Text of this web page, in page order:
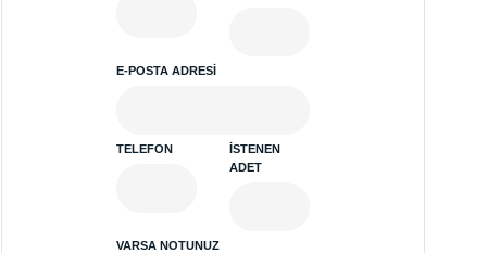
E-POSTA ADRESI
TELEFON
İSTENEN
ADET
VARSA NOTUNUZ